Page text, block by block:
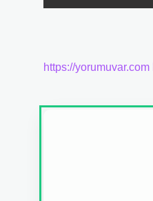
https://yorumuvar.com